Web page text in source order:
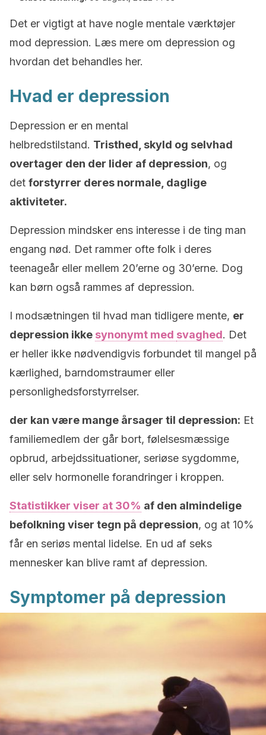
Det er vigtigt at have nogle mentale værktøjer
mod depression. Læs mere om depression og
hvordan det behandles her.
Hvad er depression
Depression er en mental
helbredstilstand. Tristhed, skyld og selvhad
overtager den der lider af depression, og
det forstyrrer deres normale, daglige
aktiviteter.
Depression mindsker ens interesse i de ting man
engang nød. Det rammer ofte folk i deres
teenageår eller mellem 20’erne og 30’erne. Dog
kan børn også rammes af depression.
I modsætningen til hvad man tidligere mente, er
depression ikke synonymt med svaghed. Det
er heller ikke nødvendigvis forbundet til mangel på
kærlighed, barndomstraumer eller
personlighedsforstyrrelser.
der kan være mange årsager til depression: Et
familiemedlem der går bort, følelsesmæssige
opbrud, arbejdssituationer, seriøse sygdomme,
eller selv hormonelle forandringer i kroppen.
Statistikker viser at 30% af den almindelige
befolkning viser tegn på depression, og at 10%
får en seriøs mental lidelse. En ud af seks
mennesker kan blive ramt af depression.
Symptomer på depression